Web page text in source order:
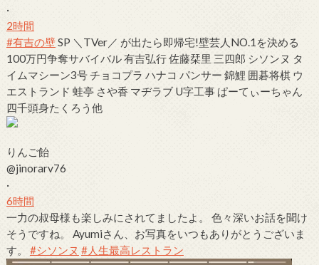
·
2時間
#有吉の壁SP ＼TVer／ が出たら即帰宅!壁芸人NO.1を決める
100万円争奪サバイバル有吉弘行 佐藤栞里 三四郎 シソンヌ タ
イムマシーン3号 チョコプラ ハナコ パンサー 錦鯉 囲碁将棋 ウ
エストランド 蛙亭 さや香 マヂラブ U字工事 ぱーてぃーちゃん
四千頭身たくろう他
りんご飴
@jinorarv76
·
6時間
一力の叔母様も楽しみにされてましたよ。 色々深いお話を聞け
そうですね。 Ayumiさん、お写真をいつもありがとうございま
す。 #シソンヌ #人生最高レストラン